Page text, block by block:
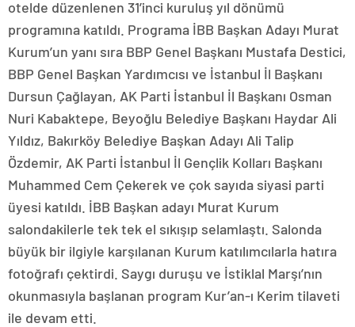
otelde düzenlenen 31’inci kuruluş yıl dönümü
programına katıldı. Programa İBB Başkan Adayı Murat
Kurum’un yanı sıra BBP Genel Başkanı Mustafa Destici,
BBP Genel Başkan Yardımcısı ve İstanbul İl Başkanı
Dursun Çağlayan, AK Parti İstanbul İl Başkanı Osman
Nuri Kabaktepe, Beyoğlu Belediye Başkanı Haydar Ali
Yıldız, Bakırköy Belediye Başkan Adayı Ali Talip
Özdemir, AK Parti İstanbul İl Gençlik Kolları Başkanı
Muhammed Cem Çekerek ve çok sayıda siyasi parti
üyesi katıldı. İBB Başkan adayı Murat Kurum
salondakilerle tek tek el sıkışıp selamlaştı. Salonda
büyük bir ilgiyle karşılanan Kurum katılımcılarla hatıra
fotoğrafı çektirdi. Saygı duruşu ve İstiklal Marşı’nın
okunmasıyla başlanan program Kur’an-ı Kerim tilaveti
ile devam etti.